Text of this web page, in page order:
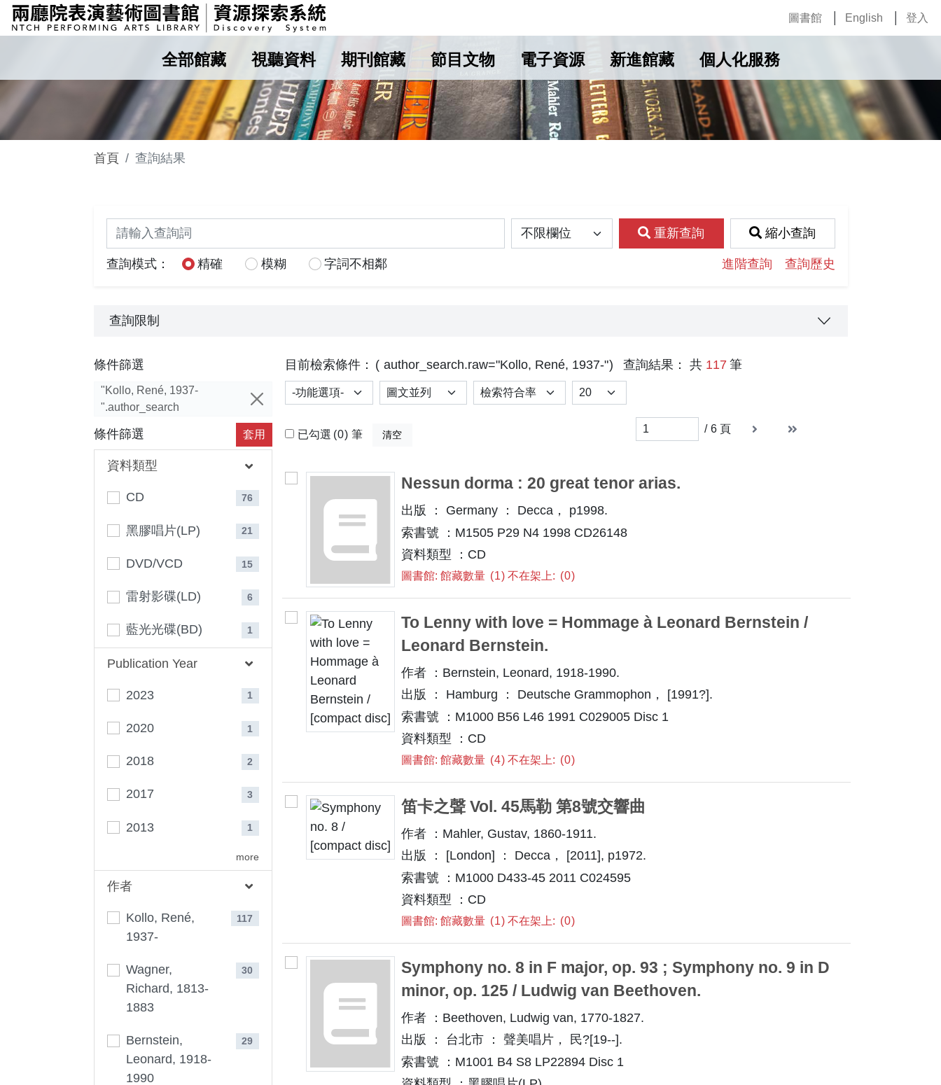
圖書館 English 登入
全部館藏 視聽資料 期刊館藏 節目文物 電子資源 新進館藏 個人化服務
首頁 查詢結果
關鍵詞查詢 重新查詢 縮小查詢
查詢模式： 精確 模糊 字詞不相鄰 進階查詢 查詢歷史
查詢限制
條件篩選
"Kollo, René, 1937-
".author_search
條件篩選 套用
資料類型
CD 76
黑膠唱片(LP) 21
DVD/VCD 15
雷射影碟(LD) 6
藍光光碟(BD) 1
Publication Year
2023 1
2020 1
2018 2
2017 3
2013 1
more
作者
Kollo, René,
1937-
117
Wagner,
Richard, 1813-
1883
30
Bernstein,
Leonard, 1918-
1990
29
目前檢索條件： author_search.raw="Kollo, René, 1937-" 查詢結果： 共 117 筆
功能選項
排序 Results per page
已勾選 0 筆 清空 / 6 頁 下一頁 末頁
Nessun dorma : 20 great tenor arias.
出版 ： Germany ： Decca， p1998.
索書號 ：M1505 P29 N4 1998 CD26148
資料類型 ：CD
圖書館: 館藏數量 1 不在架上: 0
To Lenny with love = Hommage à Leonard Bernstein /
Leonard Bernstein.
作者 ：Bernstein, Leonard, 1918-1990.
出版 ： Hamburg ： Deutsche Grammophon， [1991?].
索書號 ：M1000 B56 L46 1991 C029005 Disc 1
資料類型 ：CD
圖書館: 館藏數量 4 不在架上: 0
笛卡之聲 Vol. 45馬勒 第8號交響曲
作者 ：Mahler, Gustav, 1860-1911.
出版 ： [London] ： Decca， [2011], p1972.
索書號 ：M1000 D433-45 2011 C024595
資料類型 ：CD
圖書館: 館藏數量 1 不在架上: 0
Symphony no. 8 in F major, op. 93 ; Symphony no. 9 in D
minor, op. 125 / Ludwig van Beethoven.
作者 ：Beethoven, Ludwig van, 1770-1827.
出版 ： 台北市 ： 聲美唱片， 民?[19--].
索書號 ：M1001 B4 S8 LP22894 Disc 1